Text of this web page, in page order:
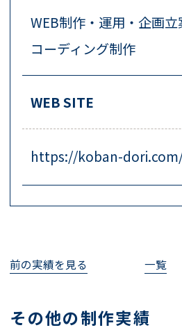
WEB制作・運用・企画立
コーディング制作
WEB SITE
https://koban-
前の実績を見る 一覧
その他の制作実績